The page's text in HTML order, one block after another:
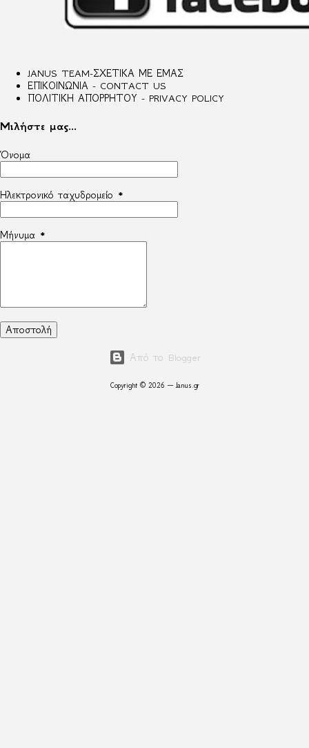
JANUS TEAM-ΣΧΕΤΙΚΑ ΜΕ ΕΜΑΣ
ΕΠΙΚΟΙΝΩΝΙΑ - CONTACT US
ΠΟΛΙΤΙΚΗ ΑΠΟΡΡΗΤΟΥ - PRIVACY POLICY
Μιλήστε μας...
Όνομα
Ηλεκτρονικό ταχυδρομείο *
Μήνυμα *
Από το Blogger
Copyright © 2026 — Janus.gr